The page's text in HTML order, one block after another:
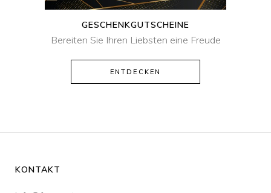
GESCHENKGUTSCHEINE
Bereiten Sie Ihren Liebsten eine Freude
ENTDECKEN
KONTAKT